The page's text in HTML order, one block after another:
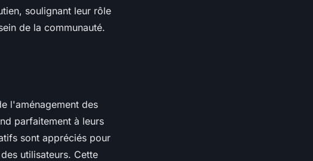
soulignant leur rôle
de la communauté.
l'aménagement des
parfaitement à leurs
sont appréciés pour
utilisateurs. Cette